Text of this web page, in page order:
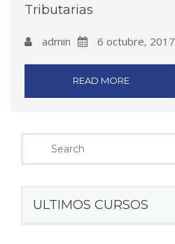
Tributarias
admin 6 octubre, 2017
READ MORE
ULTIMOS CURSOS